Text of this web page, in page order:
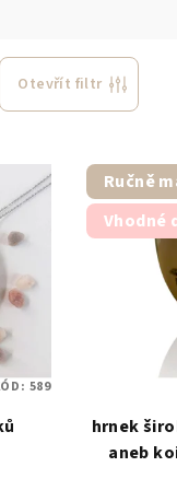
Otevřít filtr
589
Ručně
Vhodné
hrnek
aneb